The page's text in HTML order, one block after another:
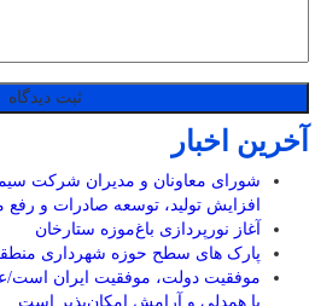
آخرین اخبار
شورای معاونان و مدیران شرکت
افزایش تولید، توسعه صادرات و رفع
آغاز نورپردازی باغ‌موزه ستارخان
پارک های سطح حوزه شهرداری منطقه ۲ بهسازی می
موفقیت دولت، موفقیت ایران است/
با همدلی و آرامش امکان‌پذیر است